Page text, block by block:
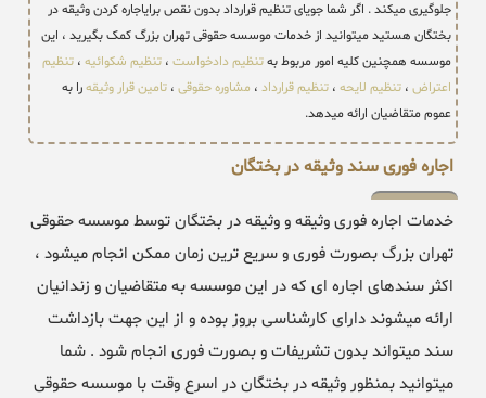
جلوگیری میکند . اگر شما جویای تنظیم قرارداد بدون نقص برایاجاره کردن وثیقه در
بختگان هستید میتوانید از خدمات موسسه حقوقی تهران بزرگ کمک بگیرید ، این
موسسه همچنین کلیه امور مربوط بهتنظیم دادخواست ، تنظیم شکوائیه ، تنظیم
اعتراض ، تنظیم لایحه ، تنظیم قرارداد ، مشاوره حقوقی ، تامین قرار وثیقهرا به
عموم متقاضیان ارائه میدهد.
اجاره فوری سند وثیقه در بختگان
خدمات اجاره فوری وثیقه و وثیقه در بختگان توسط موسسه حقوقی
تهران بزرگ بصورت فوری و سریع ترین زمان ممکن انجام میشود ،
اکثر سندهای اجاره ای که در این موسسه به متقاضیان و زندانیان
ارائه میشوند دارای کارشناسی بروز بوده و از این جهت بازداشت
سند میتواند بدون تشریفات و بصورت فوری انجام شود . شما
میتوانید بمنظور وثیقه در بختگان در اسرع وقت با موسسه حقوقی